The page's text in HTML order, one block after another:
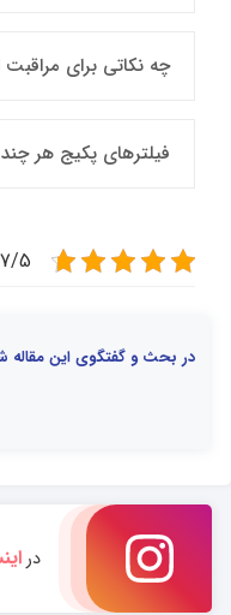
چه نکاتی برای
فیلترهای پکیج هر
4.7/5 - (4
در بحث و گفتگوی این مقاله
در